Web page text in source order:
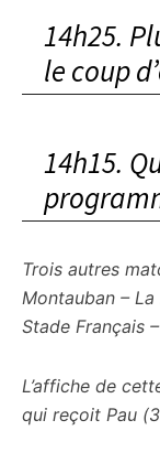
14h25.
le coup
14h15.
Trois autres
Montauban –
Stade Français
L’affiche de
qui reçoit Pau